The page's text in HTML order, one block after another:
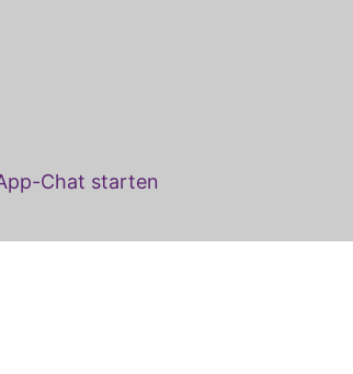
Chat starten